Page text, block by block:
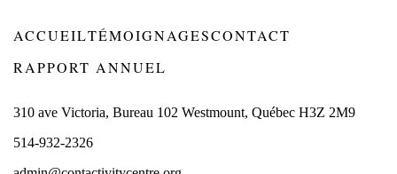
ACCUEILTÉMOIGNAGESCONTACT
RAPPORT ANNUEL
310 ave Victoria, Bureau 102 Westmount, Québec H3Z 2M9
514-932-2326